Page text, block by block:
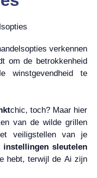
verkennen
om de betrokkenheid
winstgevendheid te
chic, toch? Maar hier
van de wilde grillen
veiligstellen van je
instellingen sleutelen
hebt, terwijl de Ai zijn